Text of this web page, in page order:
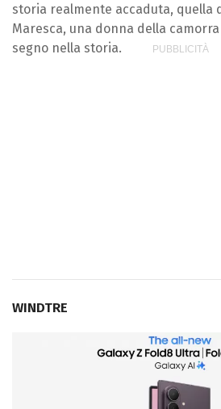
storia realmente accaduta, quella
Maresca, una donna della
segno nella storia.
WINDTRE